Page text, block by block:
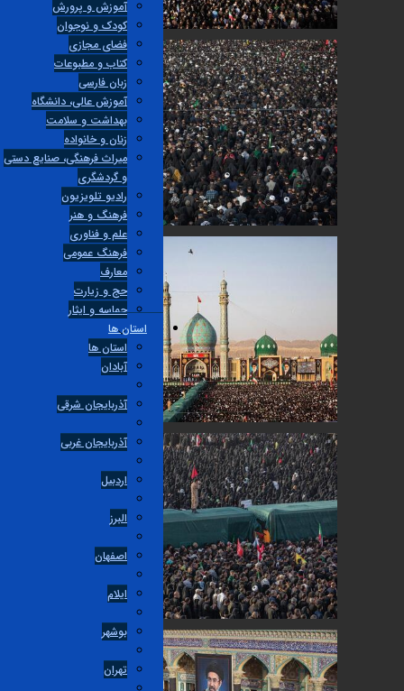
آموزش و پرورش
کودک و نوجوان
فضای مجازی
کتاب و مطبوعات
زبان فارسی
آموزش عالی، دانشگاه
بهداشت و سلامت
زنان و خانواده
میراث فرهنگی، صنایع دستی
و گردشگری
راديو تلويزيون
فرهنگ و هنر
علم و فناوری
فرهنگ عمومی
معارف
حج و زیارت
حماسه و ایثار
استان ها
استان ها
آبادان
آذربایجان شرقی
آذربایجان غربی
اردبیل
اصفهان
بوشهر
تهران